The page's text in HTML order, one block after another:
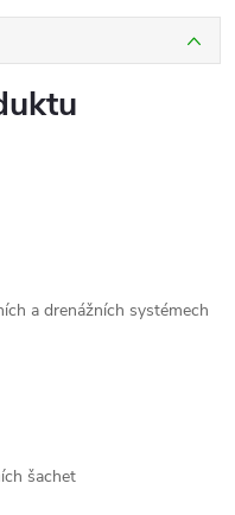
a drenážních systémech
šachet